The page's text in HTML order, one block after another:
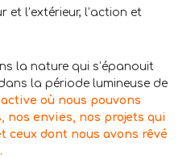
et l’extérieur, l’action et
la nature qui s’épanouit
la période lumineuse de
où nous pouvons
nos envies, nos projets qui
ceux dont nous avons rêvé